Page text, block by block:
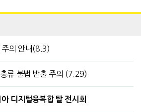
주의 안내(8.3)
류 불법 반출 주의 (7.29)
디지털융복합 탈 전시회